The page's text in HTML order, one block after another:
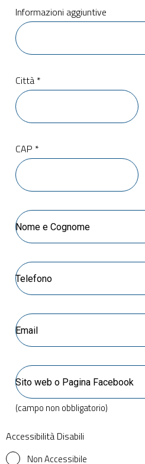
Informazioni aggiuntive
Città *
CAP *
(campo non obbligatorio)
Accessibilità Disabili
Non Accessibile